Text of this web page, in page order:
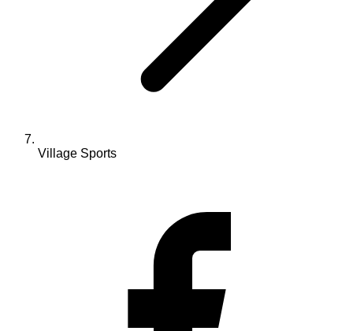
Village Sports